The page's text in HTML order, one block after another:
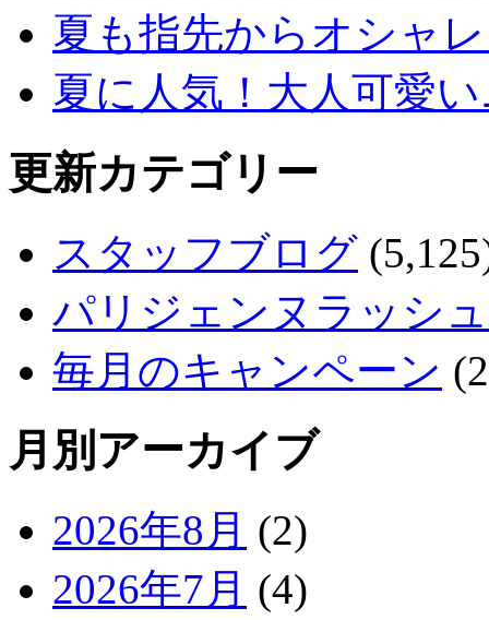
夏も指先からオシャ
夏に人気！大人可愛
更新カテゴリー
スタッフブログ
パリジェンヌラッシ
毎月のキャンペーン
月別アーカイブ
2026年8月 (2)
2026年7月 (4)